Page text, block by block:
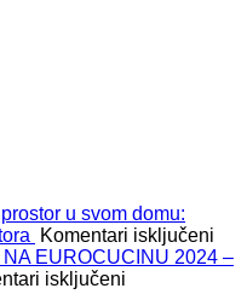
u svom domu:
Komentari isključeni
EUROCUCINU 2024 –
isključeni